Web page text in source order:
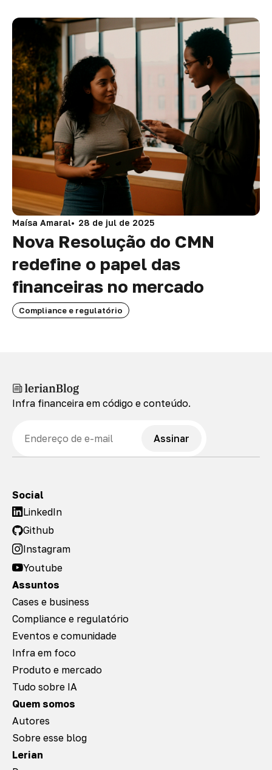
Maísa Amaral 28 de jul de 2025
Nova Resolução do CMN
redefine o papel das
financeiras no mercado
Compliance e regulatório
Infra financeira em código e conteúdo.
E-mail Assinar
Social
LinkedIn
Github
Instagram
Youtube
Assuntos
Cases e business
Compliance e regulatório
Eventos e comunidade
Infra em foco
Produto e mercado
Tudo sobre IA
Quem somos
Autores
Sobre esse blog
Lerian